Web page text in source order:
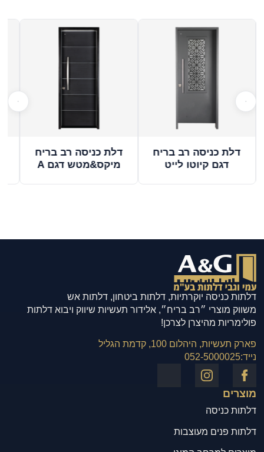
דלת כניסה רב בריח
דגם קיוטו לייט
דלת כניסה רב בריח
מיקס&מטש דגם A
דלתות כניסה יוקרתיות, דלתות ביטחון, דלתות אש
משווק מוצרי ״רב בריח״, אלידור תעשיות שיווק ויבוא דלתות
פולימריות מהיצרן לצרכן!
פארק תעשיות, היהלום 100, קדמת הגליל
נייד:052-5000025
מוצרים
דלתות כניסה
דלתות פנים מעוצבות